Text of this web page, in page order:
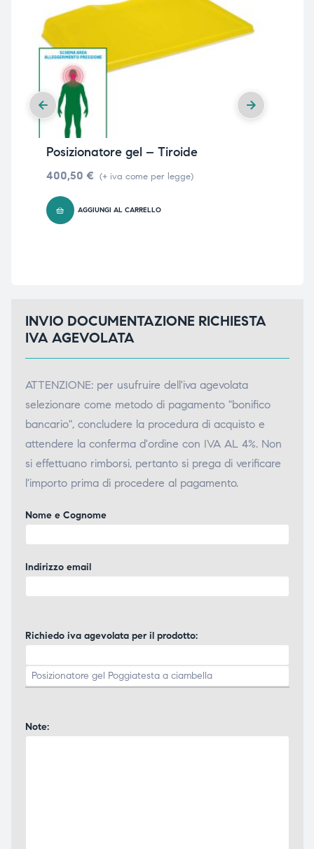
Posizionatore gel – Tiroide
400,50 € (+ iva come per legge)
AGGIUNGI AL CARRELLO
INVIO DOCUMENTAZIONE RICHIESTA
IVA AGEVOLATA
ATTENZIONE: per usufruire dell'iva agevolata
selezionare come metodo di pagamento "bonifico
bancario", concludere la procedura di acquisto e
attendere la conferma d'ordine con IVA AL 4%. Non
si effettuano rimborsi, pertanto si prega di verificare
l'importo prima di procedere al pagamento.
Nome e Cognome
Indirizzo email
Richiedo iva agevolata per il prodotto:
Note: